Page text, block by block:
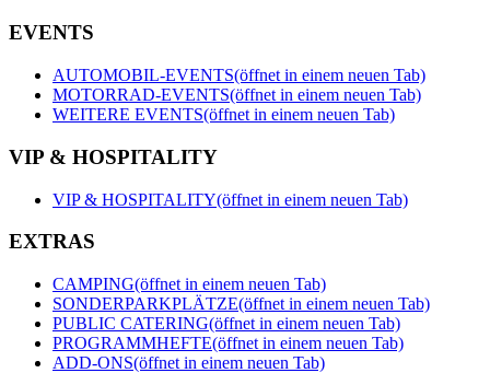
EVENTS
AUTOMOBIL-EVENTS(öffnet in einem neuen Tab)
MOTORRAD-EVENTS(öffnet in einem neuen Tab)
WEITERE EVENTS(öffnet in einem neuen Tab)
VIP & HOSPITALITY
VIP & HOSPITALITY(öffnet in einem neuen Tab)
EXTRAS
CAMPING(öffnet in einem neuen Tab)
SONDERPARKPLÄTZE(öffnet in einem neuen Tab)
PUBLIC CATERING(öffnet in einem neuen Tab)
PROGRAMMHEFTE(öffnet in einem neuen Tab)
ADD-ONS(öffnet in einem neuen Tab)